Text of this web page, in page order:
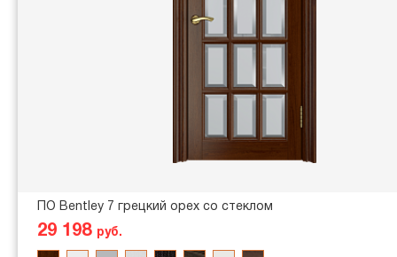
ПО Bentley 7 грецкий орех со стеклом
29 198 руб.